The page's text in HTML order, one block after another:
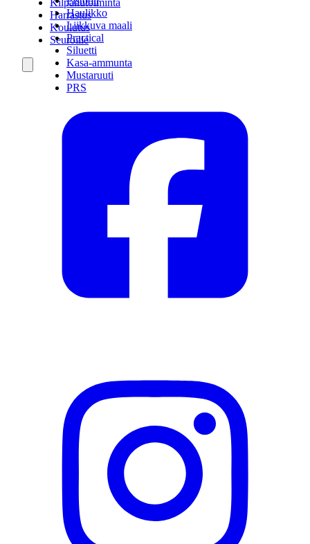
Haulikko
Liikkuva maali
Practical
Siluetti
Kasa-ammunta
Mustaruuti
PRS
Kilpailutoiminta
Harrastus
Koulutus
Seuroille